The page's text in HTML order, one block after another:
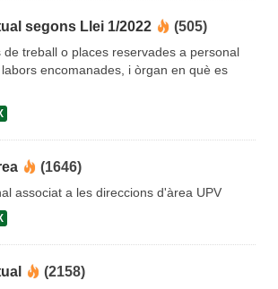
segons Llei 1/2022 (505)
de treball o places reservades a personal
encomanades, i òrgan en què es
(1646)
associat a les direccions d'àrea UPV
(2158)